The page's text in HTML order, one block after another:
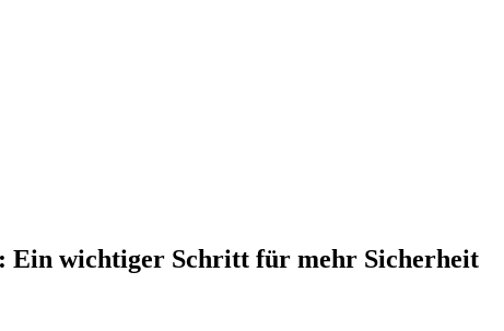
Ein wichtiger Schritt für mehr Sicherheit